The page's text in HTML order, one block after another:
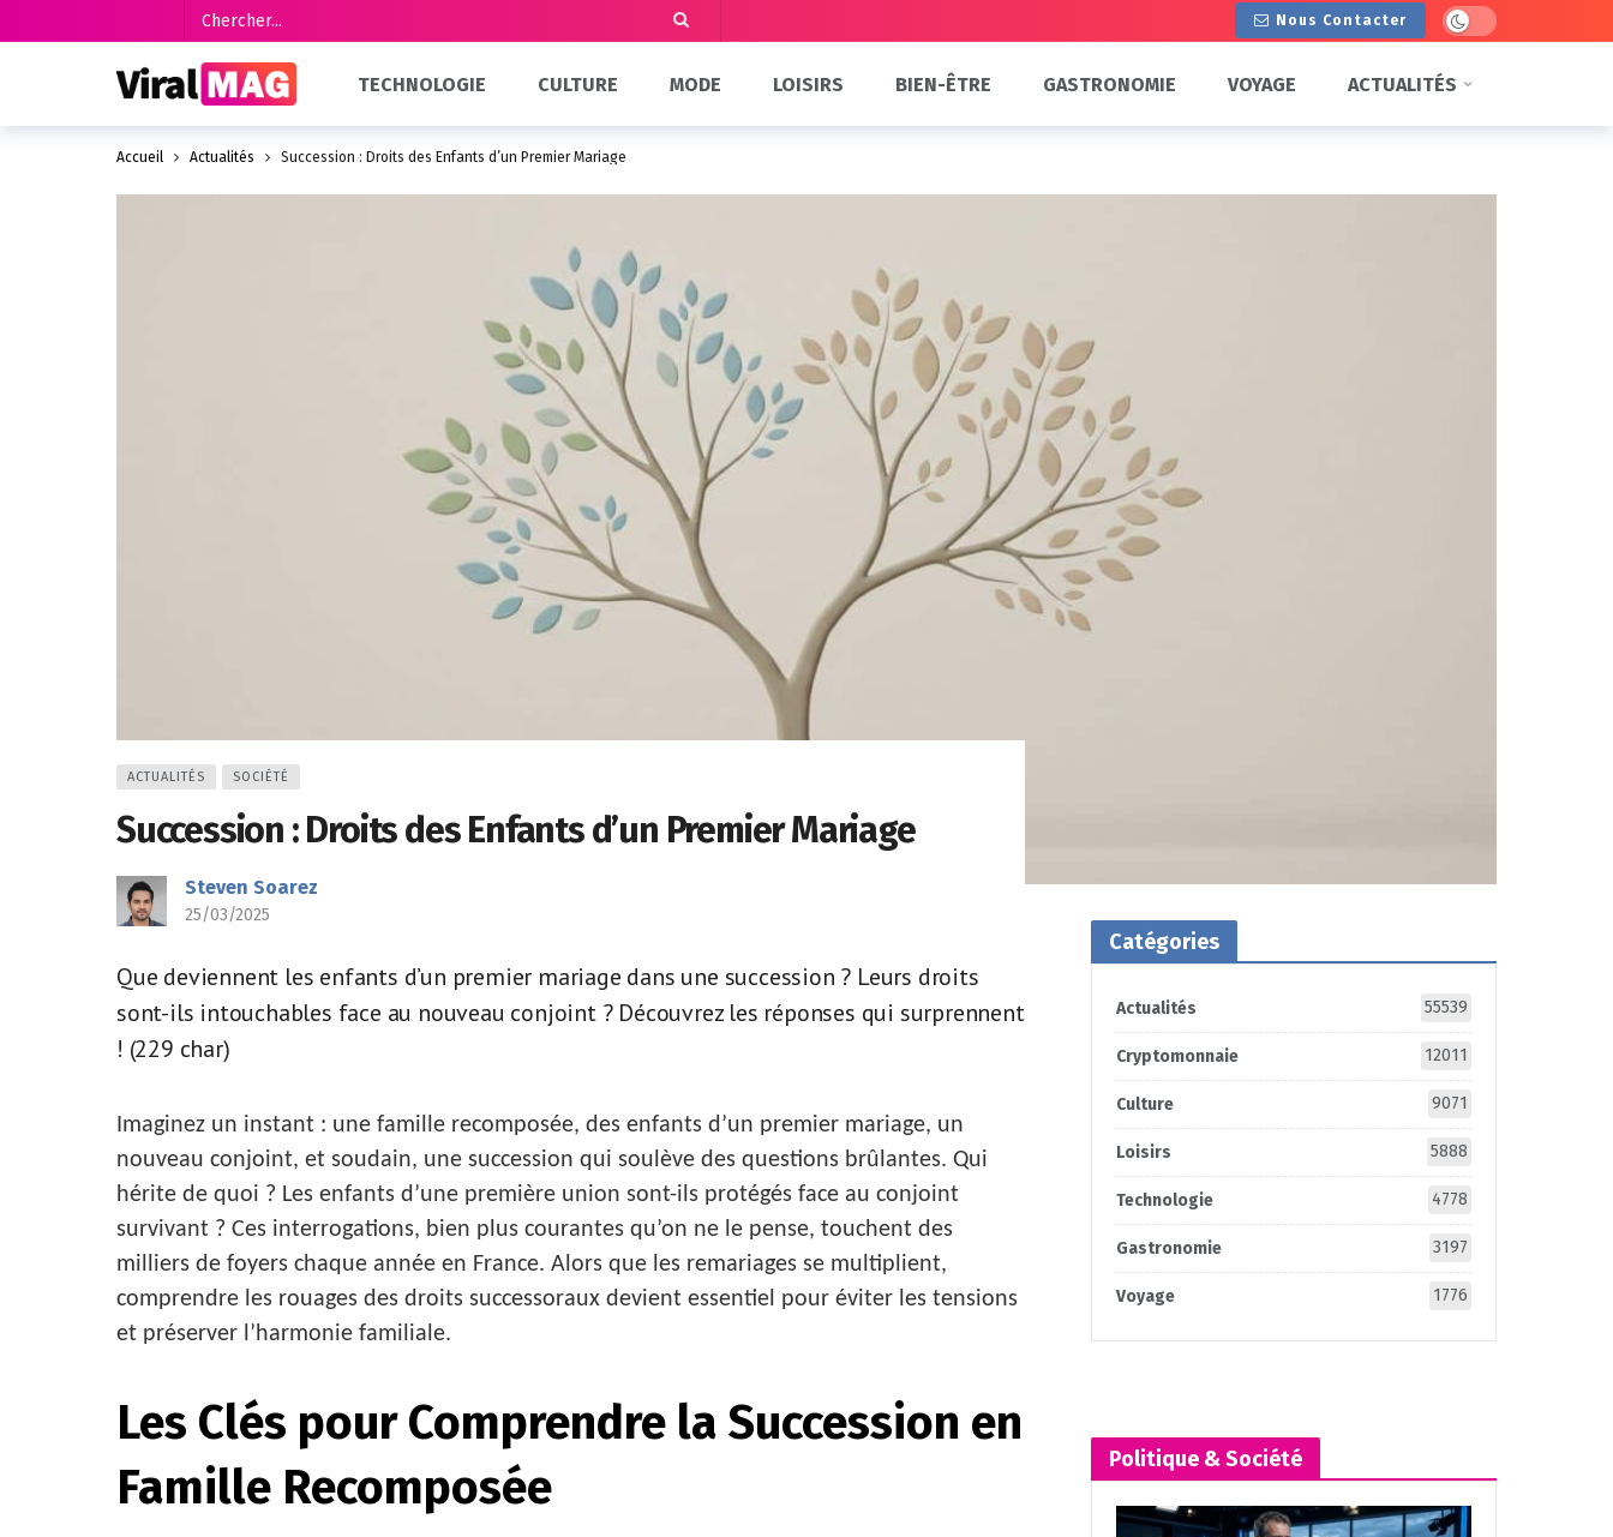
Nous Contacter Dark mode
TECHNOLOGIE CULTURE MODE LOISIRS BIEN-ÊTRE GASTRONOMIE VOYAGE ACTUALITÉS
Accueil Actualités Succession : Droits des Enfants d’un Premier Mariage
ACTUALITÉS SOCIÉTÉ
Succession : Droits des Enfants d’un Premier Mariage
Steven Soarez
25/03/2025
Que deviennent les enfants d’un premier mariage dans une succession ? Leurs droits
sont-ils intouchables face au nouveau conjoint ? Découvrez les réponses qui surprennent
! (229 char)
Imaginez un instant : une famille recomposée, des enfants d’un premier mariage, un
nouveau conjoint, et soudain, une succession qui soulève des questions brûlantes. Qui
hérite de quoi ? Les enfants d’une première union sont-ils protégés face au conjoint
survivant ? Ces interrogations, bien plus courantes qu’on ne le pense, touchent des
milliers de foyers chaque année en France. Alors que les remariages se multiplient,
comprendre les rouages des droits successoraux devient essentiel pour éviter les tensions
et préserver l’harmonie familiale.
Les Clés pour Comprendre la Succession en
Famille Recomposée
Catégories
Actualités 55539
Cryptomonnaie 12011
Culture 9071
Loisirs 5888
Technologie 4778
Gastronomie 3197
Voyage 1776
Politique & Société